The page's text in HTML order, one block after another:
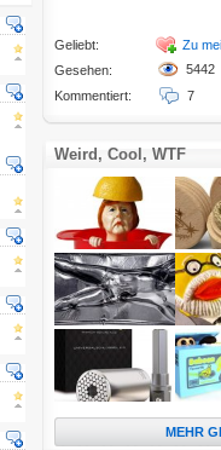
Geliebt:
Gesehen:
Kommentiert:
Zu
5442
7
Weird, Cool, WTF
MEHR